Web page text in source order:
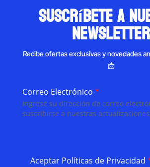
suscríbete a
newsletter
Recibe ofertas exclusivas y novedades
📩
Correo Electrónico *
Ingrese su dirección de correo
suscribirse a nuestras
Aceptar Políticas de Privacidad